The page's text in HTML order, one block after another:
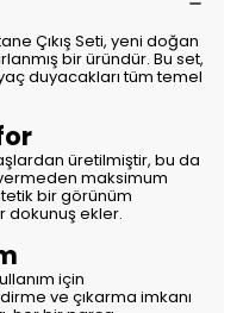
Çıkış Seti, yeni doğan
bir üründür. Bu set,
duyacakları tüm temel
üretilmiştir, bu da
maksimum
bir görünüm
dokunuş ekler.
için
ve çıkarma imkanı